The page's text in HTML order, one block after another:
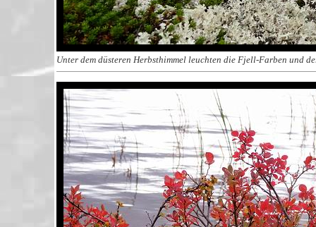
Unter dem düsteren Herbsthimmel leuchten die Fjell-Farben und